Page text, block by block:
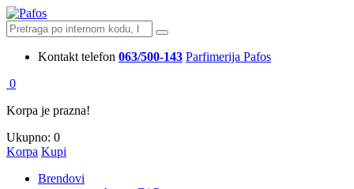
Kontakt telefon 063/500-143 Parfimerija Pafos
0
Korpa je prazna!
Ukupno: 0
Korpa Kupi
Brendovi